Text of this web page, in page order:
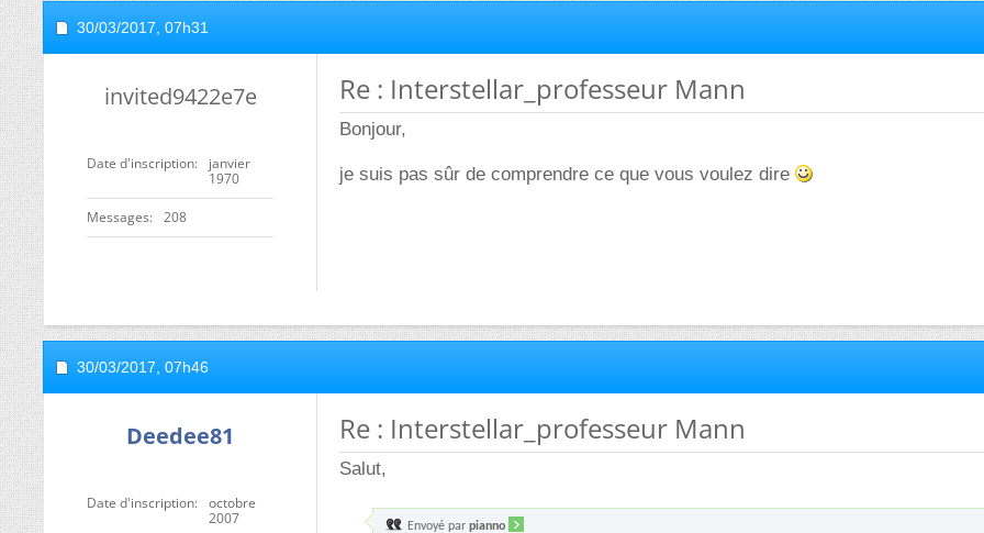
30/03/2017, 07h31
invited9422e7e
Date d'inscription
janvier
1970
Messages 208
Re : Interstellar_professeur Mann
Bonjour,
je suis pas sûr de comprendre ce que vous voulez dire
30/03/2017, 07h46
Deedee81
Date d'inscription
octobre
2007
Re : Interstellar_professeur Mann
Salut,
Envoyé par pianno